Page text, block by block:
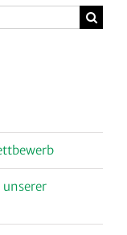
unserer